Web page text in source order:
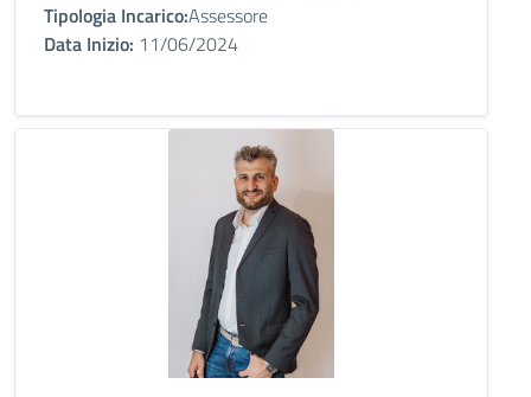
Tipologia Incarico:Assessore
Data Inizio: 11/06/2024